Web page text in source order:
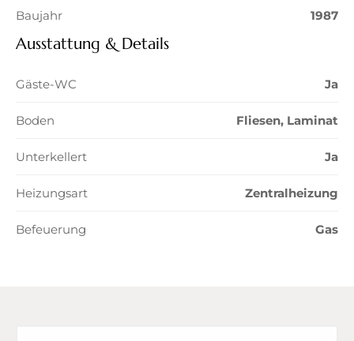
Baujahr 1987
Ausstattung & Details
Gäste-WC Ja
Boden Fliesen, Laminat
Unterkellert Ja
Heizungsart Zentralheizung
Befeuerung Gas